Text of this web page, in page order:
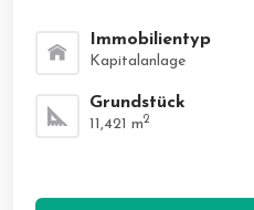
Immobilientyp
Kapitalanlage
Grundstück
11,421 m2